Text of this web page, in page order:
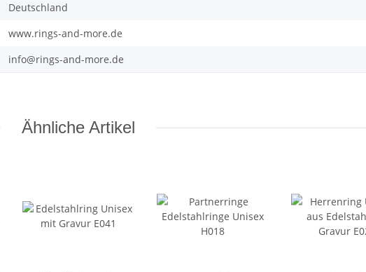
Deutschland
www.rings-and-more.de
info@rings-and-more.de
Ähnliche Artikel